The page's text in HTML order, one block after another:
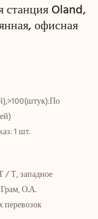
Oland,
офисная
1 шт.
Т, западное
О.А.